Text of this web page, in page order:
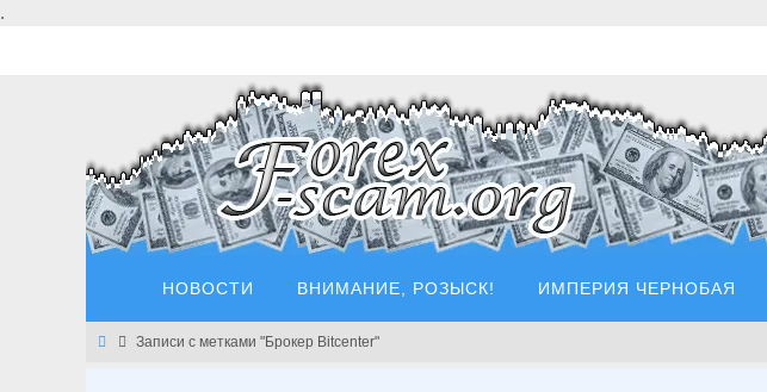
.
НОВОСТИ ВНИМАНИЕ, РОЗЫСК! ИМПЕРИЯ ЧЕРНОБАЯ
Главная
Записи с метками "Брокер Bitcenter"